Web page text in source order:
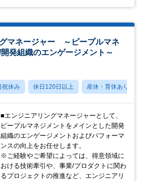
マネージャー ～ピープルマネ
発組織のエンゲージメント～
祝休み 休日120日以上 産休・育休あり
■エンジニアリングマネージャーとして、
ピープルマネジメントをメインとした開発
組織のエンゲージメントおよびパフォーマ
ンスの向上をお任せします。
※ご経験やご希望によっては、得意領域に
おける技術牽引や、事業/プロダクトに関わ
るプロジェクトの推進など、エンジニアリ